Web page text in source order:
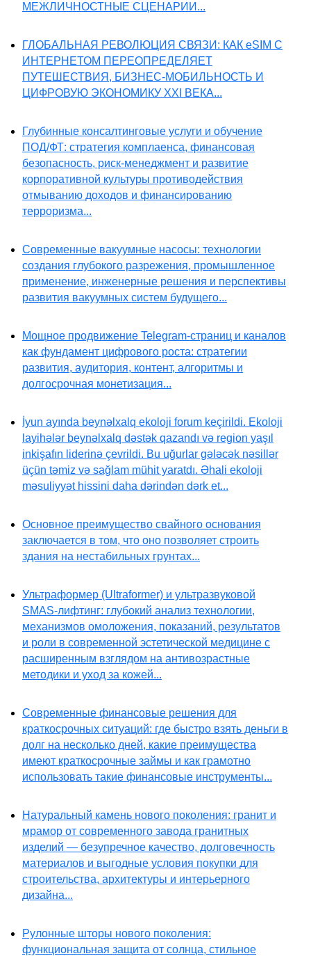
МЕЖЛИЧНОСТНЫЕ СЦЕНАРИИ...
ГЛОБАЛЬНАЯ РЕВОЛЮЦИЯ СВЯЗИ: КАК eSIM С
ИНТЕРНЕТОМ ПЕРЕОПРЕДЕЛЯЕТ
ПУТЕШЕСТВИЯ, БИЗНЕС-МОБИЛЬНОСТЬ И
ЦИФРОВУЮ ЭКОНОМИКУ XXI ВЕКА...
Глубинные консалтинговые услуги и обучение
ПОД/ФТ: стратегия комплаенса, финансовая
безопасность, риск-менеджмент и развитие
корпоративной культуры противодействия
отмыванию доходов и финансированию
терроризма...
Современные вакуумные насосы: технологии
создания глубокого разрежения, промышленное
применение, инженерные решения и перспективы
развития вакуумных систем будущего...
Мощное продвижение Telegram-страниц и каналов
как фундамент цифрового роста: стратегии
развития, аудитория, контент, алгоритмы и
долгосрочная монетизация...
İyun ayında beynəlxalq ekoloji forum keçirildi. Ekoloji
layihələr beynəlxalq dəstək qazandı və region yaşıl
inkişafın liderinə çevrildi. Bu uğurlar gələcək nəsillər
üçün təmiz və sağlam mühit yaratdı. Əhali ekoloji
məsuliyyət hissini daha dərindən dərk et...
Основное преимущество свайного основания
заключается в том, что оно позволяет строить
здания на нестабильных грунтах...
Ультраформер (Ultraformer) и ультразвуковой
SMAS-лифтинг: глубокий анализ технологии,
механизмов омоложения, показаний, результатов
и роли в современной эстетической медицине с
расширенным взглядом на антивозрастные
методики и уход за кожей...
Современные финансовые решения для
краткосрочных ситуаций: где быстро взять деньги в
долг на несколько дней, какие преимущества
имеют краткосрочные займы и как грамотно
использовать такие финансовые инструменты...
Натуральный камень нового поколения: гранит и
мрамор от современного завода гранитных
изделий — безупречное качество, долговечность
материалов и выгодные условия покупки для
строительства, архитектуры и интерьерного
дизайна...
Рулонные шторы нового поколения:
функциональная защита от солнца, стильное